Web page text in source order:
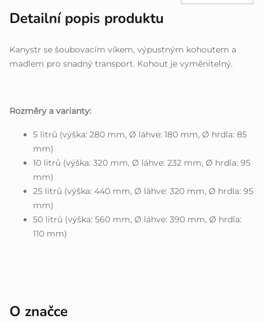
Detailní popis produktu
Kanystr se šoubovacím víkem, výpustným kohoutem a
madlem pro snadný transport. Kohout je vyměnitelný.
Rozměry a varianty:
5 litrů (výška: 280 mm, Ø láhve: 180 mm, Ø hrdla: 85
mm)
10 litrů (výška: 320 mm, Ø láhve: 232 mm, Ø hrdla: 95
mm)
25 litrů (výška: 440 mm, Ø láhve: 320 mm, Ø hrdla: 95
mm)
50 litrů (výška: 560 mm, Ø láhve: 390 mm, Ø hrdla:
110 mm)
O značce